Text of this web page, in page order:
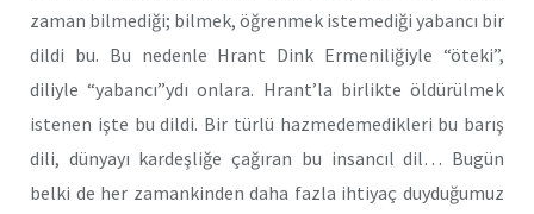
zaman bilmediği; bilmek, öğrenmek istemediği yabancı bir
dildi bu. Bu nedenle Hrant Dink Ermeniliğiyle “öteki”,
diliyle “yabancı”ydı onlara. Hrant’la birlikte öldürülmek
istenen işte bu dildi. Bir türlü hazmedemedikleri bu barış
dili, dünyayı kardeşliğe çağıran bu insancıl dil… Bugün
belki de her zamankinden daha fazla ihtiyaç duyduğumuz